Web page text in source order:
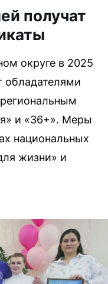
получат
округе в 2025
обладателями
и «36+». Меры
национальных
жизни» и